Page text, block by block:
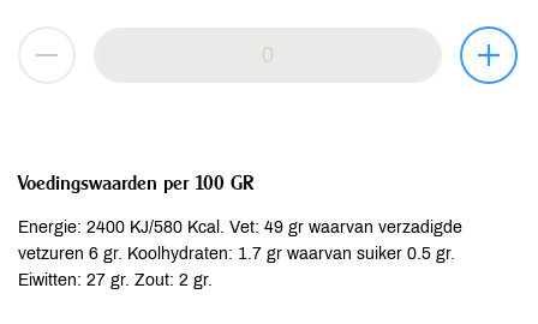
Voedingswaarden per 100 GR
Energie: 2400 KJ/580 Kcal. Vet: 49 gr waarvan verzadigde
vetzuren 6 gr. Koolhydraten: 1.7 gr waarvan suiker 0.5 gr.
Eiwitten: 27 gr. Zout: 2 gr.